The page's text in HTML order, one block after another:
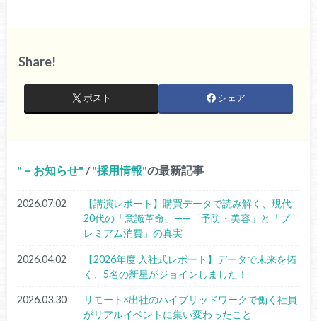
Share!
ポスト シェア
－お知らせ / 採用情報 の最新記事
2026.07.02
【講演レポート】購買データで読み解く、現代
20代の「意識革命」——「予防・美容」と「プ
レミアム消費」の真実
2026.04.02
【2026年度 入社式レポート】データで未来を拓
く、5名の新星がジョインしました！
2026.03.30
リモート×出社のハイブリッドワークで働く社員
がリアルイベントに集い変わったこと